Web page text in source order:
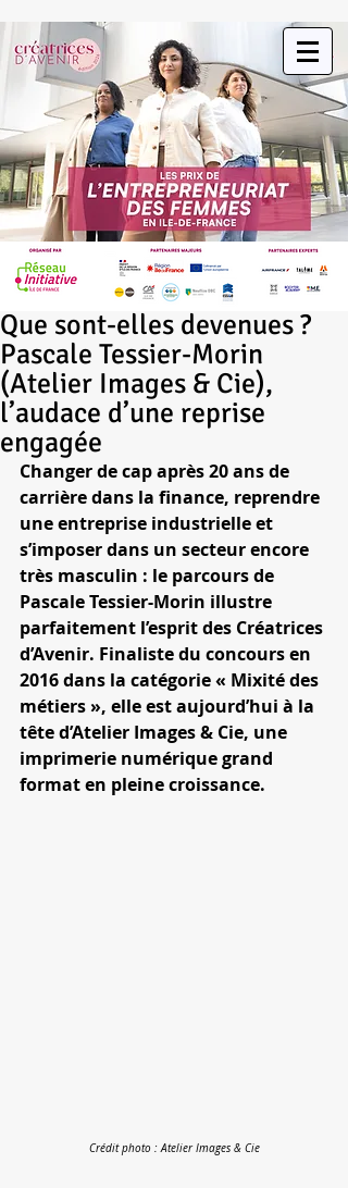
Que sont-elles devenues ?
Pascale Tessier-Morin
(Atelier Images & Cie),
l’audace d’une reprise
engagée
Changer de cap après 20 ans de
carrière dans la finance, reprendre
une entreprise industrielle et
s’imposer dans un secteur encore
très masculin : le parcours de
Pascale Tessier-Morin illustre
parfaitement l’esprit des Créatrices
d’Avenir. Finaliste du concours en
2016 dans la catégorie « Mixité des
métiers », elle est aujourd’hui à la
tête d’Atelier Images & Cie, une
imprimerie numérique grand
format en pleine croissance.
Crédit photo : Atelier Images & Cie